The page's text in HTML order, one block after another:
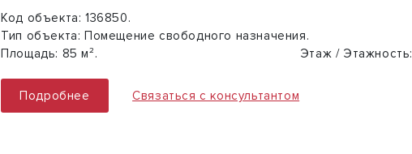
Код объекта: 136850.
Тип объекта: Помещение свободного назначения.
Площадь: 85 м². Этаж / Этажность:
Подробнее Связаться с консультантом